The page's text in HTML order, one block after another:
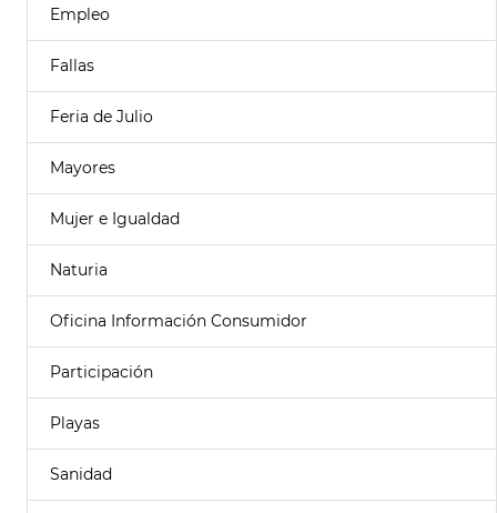
Empleo
Fallas
Feria de Julio
Mayores
Mujer e Igualdad
Naturia
Oficina Información Consumidor
Participación
Playas
Sanidad